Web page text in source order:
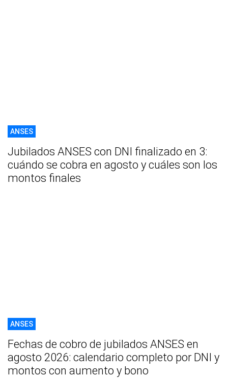
ANSES
Jubilados ANSES con DNI finalizado en 3:
cuándo se cobra en agosto y cuáles son los
montos finales
ANSES
Fechas de cobro de jubilados ANSES en
agosto 2026: calendario completo por DNI y
montos con aumento y bono